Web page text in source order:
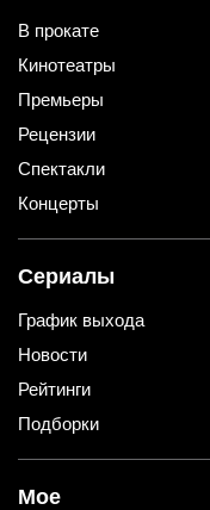
В прокате
Кинотеатры
Премьеры
Рецензии
Спектакли
Концерты
Сериалы
График выхода
Новости
Рейтинги
Подборки
Мое